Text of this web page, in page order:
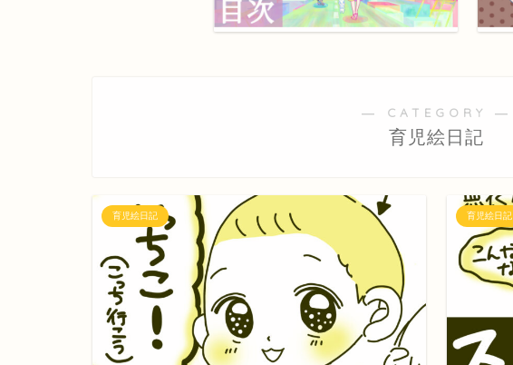
― CATEGORY ―
育児絵日記
育児絵日記 育児絵日記